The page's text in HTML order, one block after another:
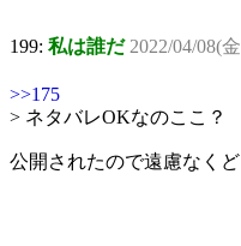
199: 私は誰だ 2022/04/08(
>>175
> ネタバレOKなのここ？
公開されたので遠慮なく